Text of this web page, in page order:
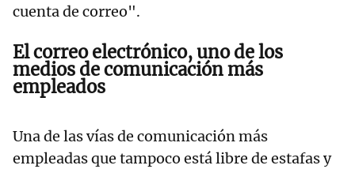
cuenta de correo".
El correo electrónico, uno de los
medios de comunicación más
empleados
Una de las vías de comunicación más
empleadas que tampoco está libre de estafas y